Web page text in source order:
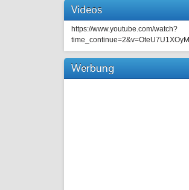
Videos
https://www.youtube.com/watch?
time_continue=2&v=OteU7U1XOyM
Werbung